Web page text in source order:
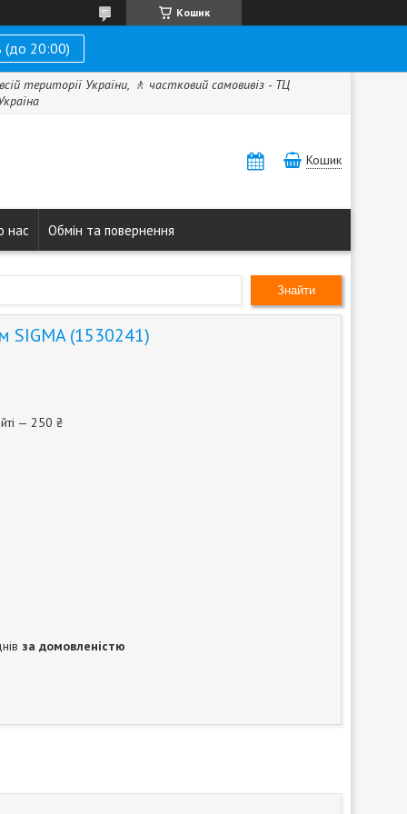
Кошик
(до 20:00)
території України, 🚶 частковий самовивіз - ТЦ
Кошик
нас Обмін та повернення
Знайти
SIGMA (1530241)
— 250 ₴
за домовленістю